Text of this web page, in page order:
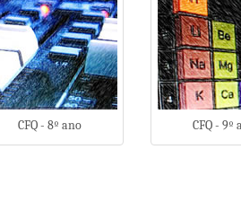
CFQ - 8º ano CFQ - 9º